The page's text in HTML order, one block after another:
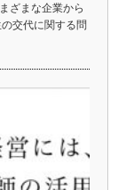
ざまな企業から
交代に関する問